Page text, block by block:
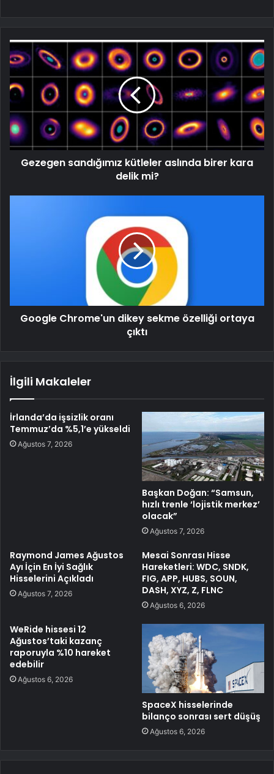
Gezegen sandığımız kütleler aslında birer kara
delik mi?
Google Chrome'un dikey sekme özelliği ortaya
çıktı
İlgili Makaleler
İrlanda’da işsizlik oranı
Temmuz’da %5,1’e yükseldi
Ağustos 7, 2026
Başkan Doğan: “Samsun,
hızlı trenle ‘lojistik merkez’
olacak”
Ağustos 7, 2026
Raymond James Ağustos
Ayı İçin En İyi Sağlık
Hisselerini Açıkladı
Ağustos 7, 2026
Mesai Sonrası Hisse
Hareketleri: WDC, SNDK,
FIG, APP, HUBS, SOUN,
DASH, XYZ, Z, FLNC
Ağustos 6, 2026
WeRide hissesi 12
Ağustos’taki kazanç
raporuyla %10 hareket
edebilir
Ağustos 6, 2026
SpaceX hisselerinde
bilanço sonrası sert düşüş
Ağustos 6, 2026